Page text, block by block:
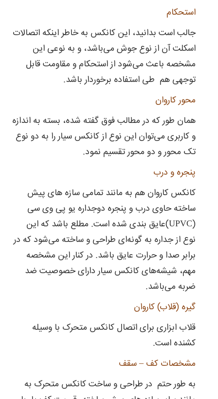
استحکام
جالب است بدانید، این کانکس به خاطر اینکه اتصالات
اسکلت آن از نوع جوش می‌باشد، و به نوعی این
مشخصه باعث می‌شود از استحکام و مقاومت قابل
توجهی هم طی استفاده برخوردار باشد.
محور کاروان
همان طور که در مطالب فوق گفته شده، بسته به اندازه
و کاربری می‌توان این نوع از کانکس سیار را به دو نوع
تک محور و دو محور تقسیم نمود.
پنجره و درب
کانکس کاروان هم به مانند تمامی سازه های پیش
ساخته حاوی درب و پنجره‌ دوجداره یو پی وی سی
(UPVC)عایق بندی شده است. مطلع باشد که این
نوع از جداره به گونه‌ای طراحی و ساخته می‌شود که در
برابر صدا و حرارت عایق ‌باشد. در کنار این مشخصه
مهم، شیشه‌های کانکس سیار دارای خصوصیت ضد
ضربه می‌باشد.
گیره (قلاب) کاروان
قلاب ابزاری برای اتصال کانکس متحرک با وسیله
کشنده است.
مشخصات کف – سقف
به طور حتم در طراحی و ساخت کانکس متحرک به